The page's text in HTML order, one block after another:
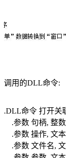
调用的DLL命令:
.DLL命令 打开关
.参数 句柄, 整
.参数 操作, 文本
.参数 文件名,